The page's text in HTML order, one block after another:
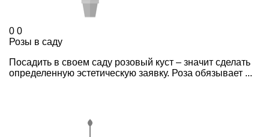
0 0
Розы в саду
Посадить в своем саду розовый куст – значит сделать
определенную эстетическую заявку. Роза обязывает ...